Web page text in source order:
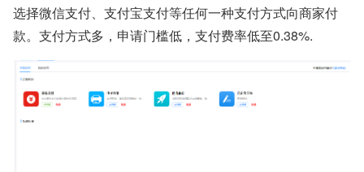
选择微信支付、支付宝支付等任何一种支付方式向商家付
款。支付方式多，申请门槛低，支付费率低至0.38%.